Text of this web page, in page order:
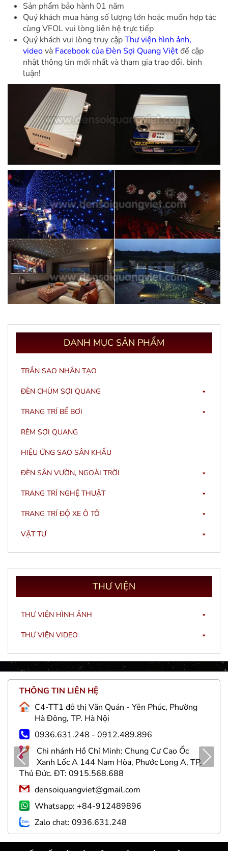
Sản phẩm bảo hành 01 năm
Quý khách mua hàng số lượng lớn hoặc muốn hợp tác
cùng VFOL vui lòng liên hệ trực tiếp
Quý khách vui lòng truy cậpThư viện hình ảnh,
videovà Facebook của Đèn Sợi Quang Việtđể cập
nhật thông tin mới nhất và tham gia trao đổi, bình
luận!
DANH MỤC SẢN PHẨM
TRẦN SAO NHÂN TẠO
ĐÈN CHÙM SỢI QUANG
TRANG TRÍ BỂ BƠI
RÈM SỢI QUANG
HIỆU ỨNG SAO SÂN KHẤU
ĐÈN SÂN VƯỜN, NGOÀI TRỜI
TRANG TRÍ NGHỆ THUẬT
TRANG TRÍ ĐỘ XE Ô TÔ
VẬT TƯ
THƯVIỆN
THƯ VIỆN HÌNH ẢNH
THƯ VIỆN VIDEO
THÔNG TIN LIÊN HỆ
C4-TT1 đô thị Văn Quán - Yên Phúc, Phường
Hà Đông, TP. Hà Nội
0936.631.248 - 0912.489.896
Chi nhánh Hồ Chí Minh: Chung Cư Cao Ốc
Xanh Lốc A 144 Nam Hòa, Phước Long A, TP.
Thủ Đức. ĐT: 0915.568.688
densoiquangviet@gmail.com
Whatsapp: +84-912489896
Zalo chat: 0936.631.248
Pre
viou
s
Nex
t